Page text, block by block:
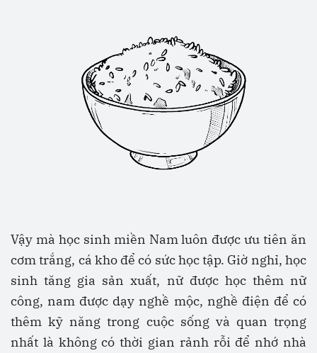
Vậy mà học sinh miền Nam luôn được ưu tiên ăn
cơm trắng, cá kho để có sức học tập. Giờ nghỉ, học
sinh tăng gia sản xuất, nữ được học thêm nữ
công, nam được dạy nghề mộc, nghề điện để có
thêm kỹ năng trong cuộc sống và quan trọng
nhất là không có thời gian rảnh rỗi để nhớ nhà